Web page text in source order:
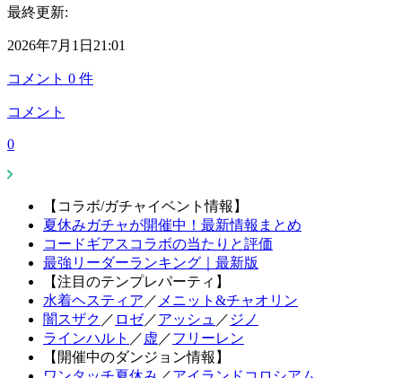
最終更新:
2026年7月1日21:01
コメント 0 件
コメント
0
【コラボ/ガチャイベント情報】
夏休みガチャが開催中！最新情報まとめ
コードギアスコラボの当たりと評価
最強リーダーランキング｜最新版
【注目のテンプレパーティ】
水着ヘスティア ／ メニット&チャオリン
闇スザク ／ ロゼ／アッシュ ／ ジノ
ラインハルト ／ 虚 ／フリーレン
【開催中のダンジョン情報】